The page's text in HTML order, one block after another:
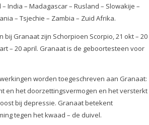
India – Madagascar – Rusland – Slowakije –
– Tsjechie – Zambia – Zuid Afrika.
Granaat zijn Schorpioen Scorpio, 21 okt – 20
– 20 april. Granaat is de geboortesteen voor
worden toegeschreven aan Granaat:
en het doorzettingsvermogen en het versterkt
bij depressie. Granaat betekent
tegen het kwaad – de duivel.